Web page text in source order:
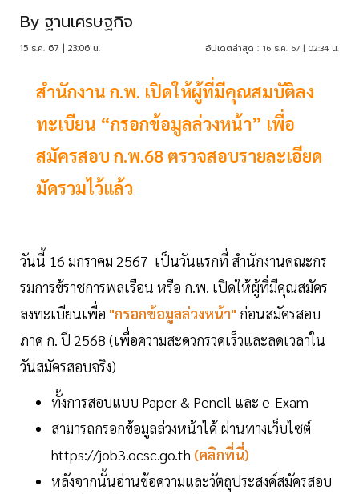
By ฐานเศรษฐกิจ
15 ธ.ค. 67 | 23:06 น. อัปเดตล่าสุด : 16 ธ.ค. 67 | 02:34 น.
สำนักงาน ก.พ. เปิดให้ผู้ที่มีคุณสมบัติลง
ทะเบียน “กรอกข้อมูลล่วงหน้า” เพื่อ
สมัครสอบ ก.พ.68 ตรวจสอบรายละเอียด
มัดรวมไว้แล้ว
วันนี้ 16 มกราคม 2567 เป็นวันแรกที่ สำนักงานคณะกร
รมการข้ราชการพลเรือน หรือ ก.พ. เปิดให้ผู้ที่มีคุณสมัคร
ลงทะเบียนเพื่อ "กรอกข้อมูลล่วงหน้า" ก่อนสมัครสอบ
ภาค ก. ปี 2568 (เพื่อความสะดวกรวดเร็วและลดเวลาใน
วันสมัครสอบจริง)
ทั้งการสอบแบบ Paper & Pencil และ e-Exam
สามารถกรอกข้อมูลล่วงหน้าได้ ผ่านทางเว็บไซต์
https://job3.ocsc.go.th (คลิกที่นี่)
หลังจากนั้นอ่านข้อความและวัตถุประสงค์สมัครสอบ